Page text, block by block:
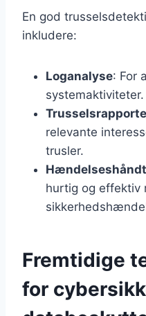
En god
inkludere:
Loganalyse: For
systemaktiviteter.
relevante
trusler.
hurtig og effektiv
Fremtidige
for